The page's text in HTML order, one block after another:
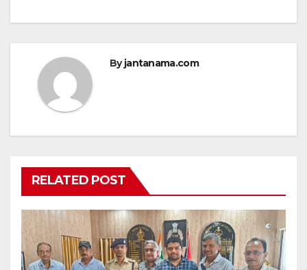
Byjantanama.com
RELATED POST